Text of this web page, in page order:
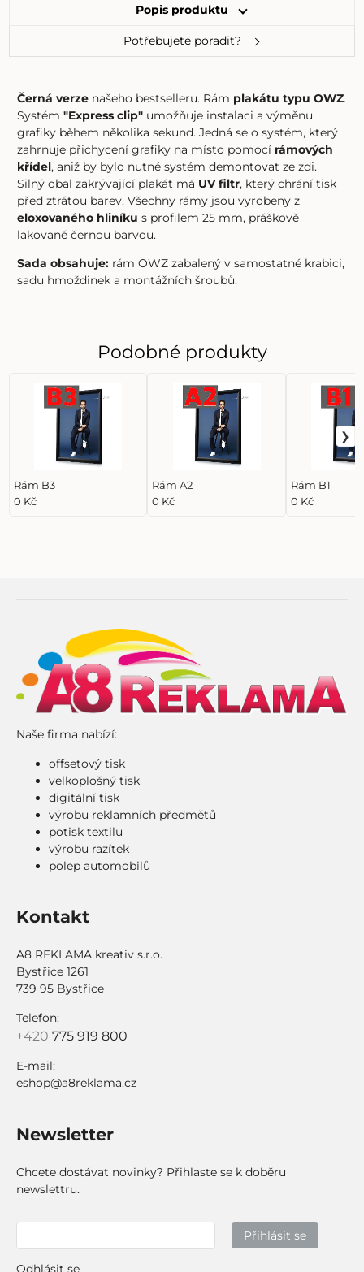
Popis produktu
Potřebujete poradit?
Černá verze našeho bestselleru. Rám plakátu typu OWZ.
Systém"Express clip" umožňuje instalaci a výměnu
grafiky během několika sekund. Jedná se o systém, který
zahrnuje přichycení grafiky na místo pomocí rámových
křídel, aniž by bylo nutné systém demontovat ze zdi.
Silný obal zakrývající plakát má UV filtr, který chrání tisk
před ztrátou barev. Všechny rámy jsou vyrobeny z
eloxovaného hliníku s profilem 25 mm, práškově
lakované černou barvou.
Sada obsahuje: rám OWZ zabalený v samostatné krabici,
sadu hmoždinek a montážních šroubů.
Podobné produkty
Rám B3
0 Kč
Rám A2
0 Kč
Rám B1
0 Kč
Naše firma nabízí:
offsetový tisk
velkoplošný tisk
digitální tisk
výrobu reklamních předmětů
potisk textilu
výrobu razítek
polep automobilů
Kontakt
A8 REKLAMA kreativ s.r.o.
Bystřice 1261
739 95 Bystřice
Telefon:
+420 775 919 800
E-mail:
eshop@a8reklama.cz
Newsletter
Chcete dostávat novinky? Přihlaste se k doběru
newslettru.
Přihlásit se
Odhlásit se